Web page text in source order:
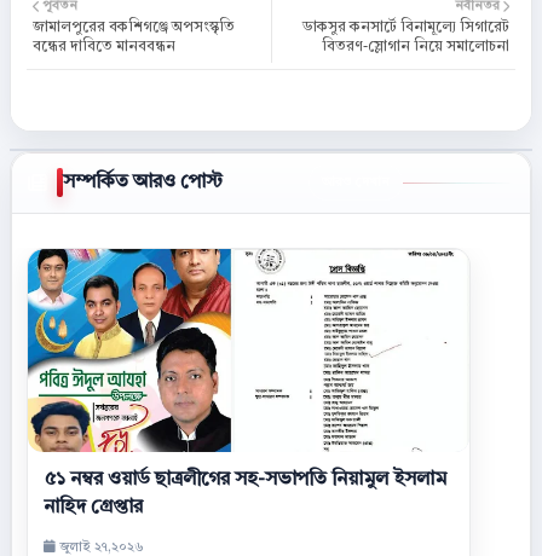
নবীনতর
ডাকসুর কনসার্টে বিনামূল্যে সিগারেট
বিতরণ-স্লোগান নিয়ে সমালোচনা
পূর্বতন
জামালপুরের বকশিগঞ্জে অপসংস্কৃতি
বন্ধের দাবিতে মানববন্ধন
সম্পর্কিত আরও পোস্ট
৫১ নম্বর ওয়ার্ড ছাত্রলীগের সহ-সভাপতি নিয়ামুল ইসলাম
নাহিদ গ্রেপ্তার
জুলাই ২৭,২০২৬